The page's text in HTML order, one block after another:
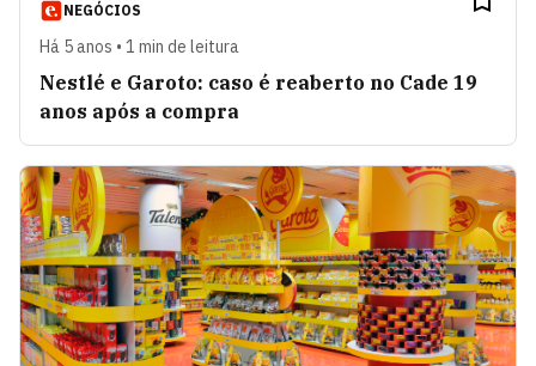
NEGÓCIOS
Há 5 anos • 1 min de leitura
Nestlé e Garoto: caso é reaberto no Cade 19
anos após a compra